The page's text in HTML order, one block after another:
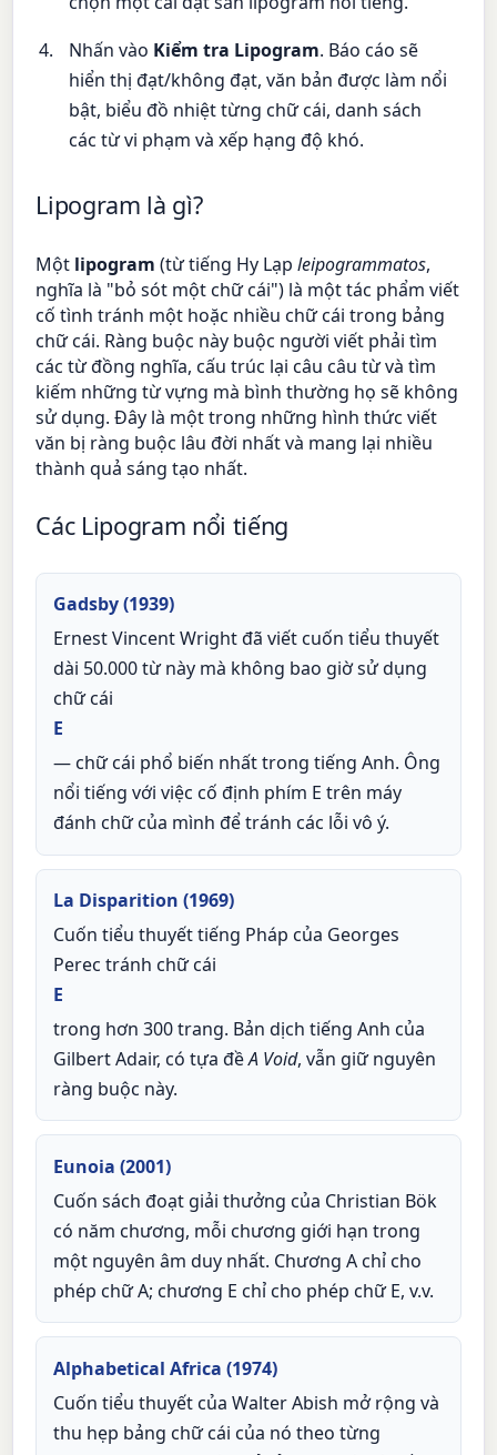
Nhấn vào Kiểm tra Lipogram. Báo cáo sẽ
hiển thị đạt/không đạt, văn bản được làm nổi
bật, biểu đồ nhiệt từng chữ cái, danh sách
các từ vi phạm và xếp hạng độ khó.
Lipogram là gì?
Một lipogram (từ tiếng Hy Lạpleipogrammatos,
nghĩa là "bỏ sót một chữ cái") là một tác phẩm viết
cố tình tránh một hoặc nhiều chữ cái trong bảng
chữ cái. Ràng buộc này buộc người viết phải tìm
các từ đồng nghĩa, cấu trúc lại câu câu từ và tìm
kiếm những từ vựng mà bình thường họ sẽ không
sử dụng. Đây là một trong những hình thức viết
văn bị ràng buộc lâu đời nhất và mang lại nhiều
thành quả sáng tạo nhất.
Các Lipogram nổi tiếng
Gadsby (1939)
Ernest Vincent Wright đã viết cuốn tiểu thuyết
dài 50.000 từ này mà không bao giờ sử dụng
chữ cái
E
— chữ cái phổ biến nhất trong tiếng Anh. Ông
nổi tiếng với việc cố định phím E trên máy
đánh chữ của mình để tránh các lỗi vô ý.
La Disparition (1969)
Cuốn tiểu thuyết tiếng Pháp của Georges
Perec tránh chữ cái
E
trong hơn 300 trang. Bản dịch tiếng Anh của
Gilbert Adair, có tựa đềA Void, vẫn giữ nguyên
ràng buộc này.
Eunoia (2001)
Cuốn sách đoạt giải thưởng của Christian Bök
có năm chương, mỗi chương giới hạn trong
một nguyên âm duy nhất. Chương A chỉ cho
phép chữ A; chương E chỉ cho phép chữ E, v.v.
Alphabetical Africa (1974)
Cuốn tiểu thuyết của Walter Abish mở rộng và
thu hẹp bảng chữ cái của nó theo từng